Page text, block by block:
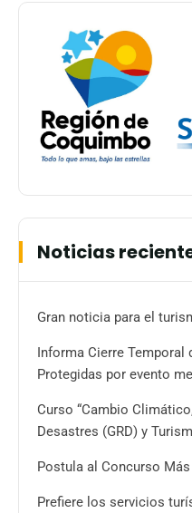
Noticias
Gran noticia para el
Informa Cierre Temporal
Protegidas por evento
Curso “Cambio
Desastres (GRD) y
Postula al Concurso
Prefiere los servicios